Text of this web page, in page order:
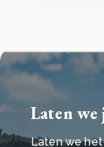
Laten we
Laten we